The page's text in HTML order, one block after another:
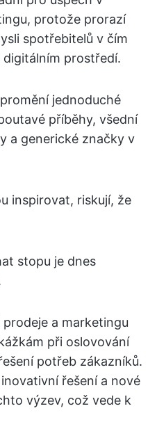
protože prorazí
spotřebitelů v čím
prostředí.
jednoduché
příběhy, všední
a generické značky v
inspirovat, riskují, že
stopu je dnes
a marketingu
při oslovování
potřeb zákazníků.
řešení a nové
výzev, což vede k